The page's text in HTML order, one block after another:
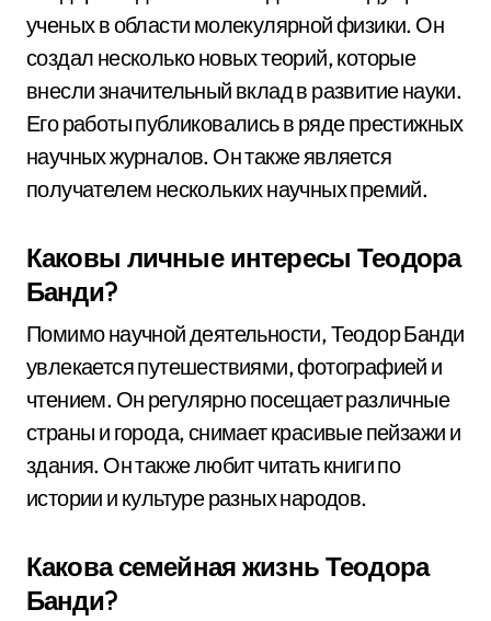
ученых в области молекулярной физики. Он
создал несколько новых теорий, которые
внесли значительный вклад в развитие науки.
Его работы публиковались в ряде престижных
научных журналов. Он также является
получателем нескольких научных премий.
Каковы личные интересы Теодора
Банди?
Помимо научной деятельности, Теодор Банди
увлекается путешествиями, фотографией и
чтением. Он регулярно посещает различные
страны и города, снимает красивые пейзажи и
здания. Он также любит читать книги по
истории и культуре разных народов.
Какова семейная жизнь Теодора
Банди?